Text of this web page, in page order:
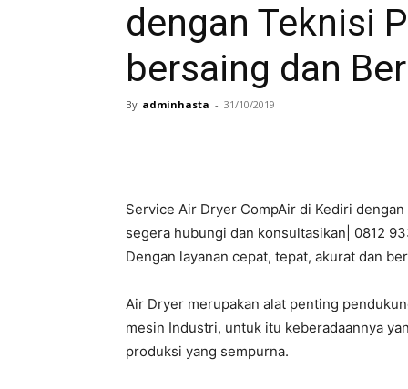
Dryer
PT.
Hasta
dengan Teknisi
bersaing dan
By adminhasta - 31/10/2019
Service Air Dryer CompAir di Kediri
segera hubungi dan konsultasikan| 0812
Dengan layanan cepat, tepat, akurat dan
Air Dryer merupakan alat penting
mesin Industri, untuk itu keberadaannya
produksi yang sempurna.